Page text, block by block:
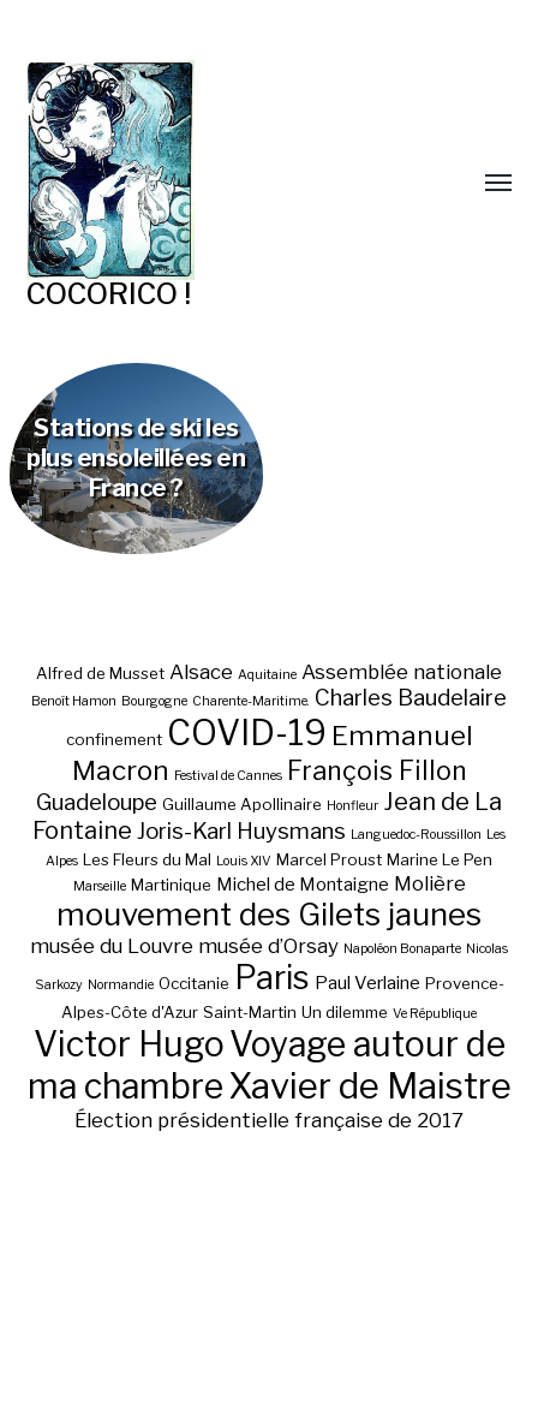
COCORICO !
Stations de ski les
plus ensoleillées en
France ?
Alfred de Musset Alsace Aquitaine Assemblée nationale
Benoît Hamon Bourgogne Charente-Maritime. Charles Baudelaire
confinement COVID-19 Emmanuel
Macron Festival de Cannes François Fillon
Guadeloupe Guillaume Apollinaire Honfleur Jean de La
Fontaine Joris-Karl Huysmans Languedoc-Roussillon Les
Alpes Les Fleurs du Mal Louis XIV Marcel Proust Marine Le Pen
Marseille Martinique Michel de Montaigne Molière
mouvement des Gilets jaunes
musée du Louvre musée d’Orsay Napoléon Bonaparte Nicolas
Sarkozy Normandie Occitanie Paris Paul Verlaine Provence-
Alpes-Côte d'Azur Saint-Martin Un dilemme Ve République
Victor HugoVoyage autour de
ma chambre Xavier de Maistre
Élection présidentielle française de 2017